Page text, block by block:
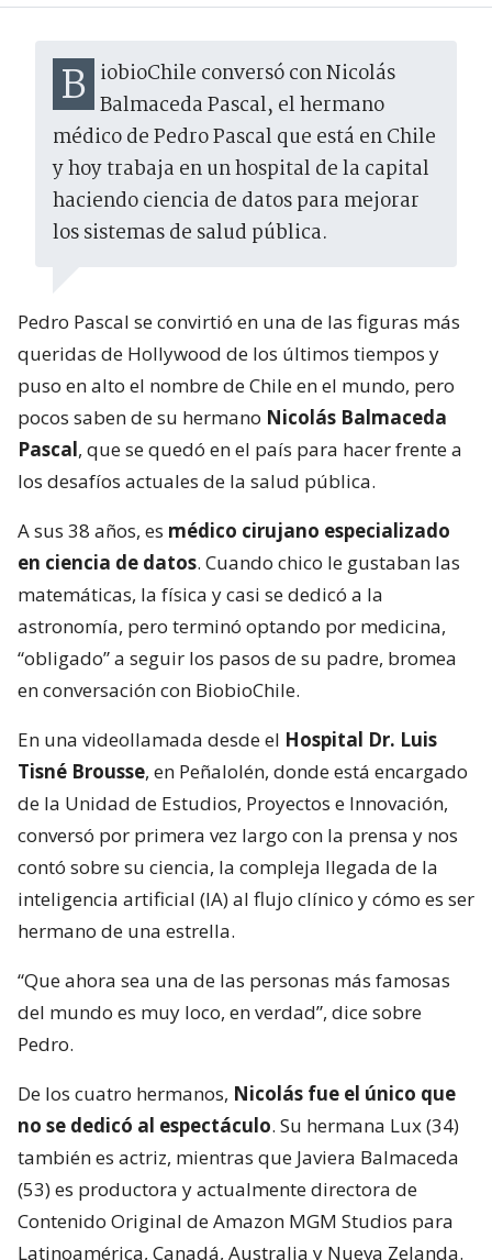
BiobioChile conversó con Nicolás Balmaceda Pascal, el hermano
médico de Pedro Pascal que está en Chile
y hoy trabaja en un hospital de la capital
haciendo ciencia de datos para mejorar
los sistemas de salud pública.
Pedro Pascal se convirtió en una de las figuras más
queridas de Hollywood de los últimos tiempos y
puso en alto el nombre de Chile en el mundo, pero
pocos saben de su hermano Nicolás Balmaceda
Pascal, que se quedó en el país para hacer frente a
los desafíos actuales de la salud pública.
A sus 38 años, es médico cirujano especializado
en ciencia de datos. Cuando chico le gustaban las
matemáticas, la física y casi se dedicó a la
astronomía, pero terminó optando por medicina,
“obligado” a seguir los pasos de su padre, bromea
en conversación con BiobioChile.
En una videollamada desde el Hospital Dr. Luis
Tisné Brousse, en Peñalolén, donde está encargado
de la Unidad de Estudios, Proyectos e Innovación,
conversó por primera vez largo con la prensa y nos
contó sobre su ciencia, la compleja llegada de la
inteligencia artificial (IA) al flujo clínico y cómo es ser
hermano de una estrella.
“Que ahora sea una de las personas más famosas
del mundo es muy loco, en verdad”, dice sobre
Pedro.
De los cuatro hermanos, Nicolás fue el único que
no se dedicó al espectáculo. Su hermana Lux (34)
también es actriz, mientras que Javiera Balmaceda
(53) es productora y actualmente directora de
Contenido Original de Amazon MGM Studios para
Latinoamérica, Canadá, Australia y Nueva Zelanda.